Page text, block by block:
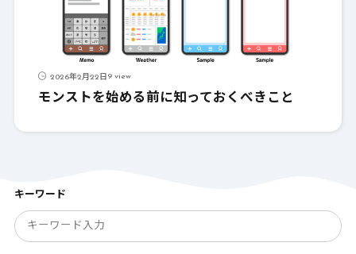
2026年2月22日 9 view
モンストを始める前に知っておくべきこと
キーワード